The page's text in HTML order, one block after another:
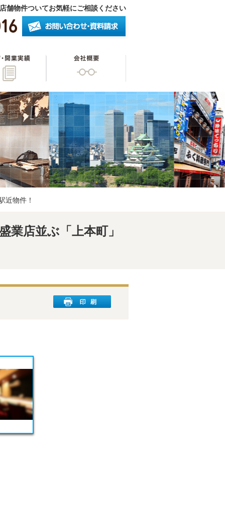
物件ついてお気軽にご相談ください
いオーナー様 開店・開業実績
近物件！
店並ぶ「上本町」